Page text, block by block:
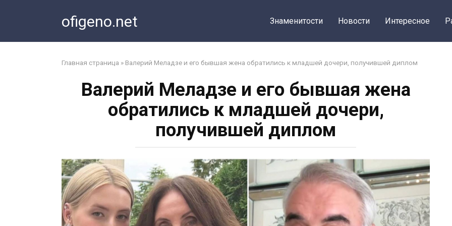
ofigeno.net Знаменитости Новости Интересное
Главная страница » Валерий Меладзе и его бывшая жена обратились к младшей дочери, получившей диплом
Валерий Меладзе и его бывшая жена
обратились к младшей дочери,
получившей диплом